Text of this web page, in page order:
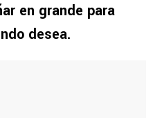
en grande para
desea.